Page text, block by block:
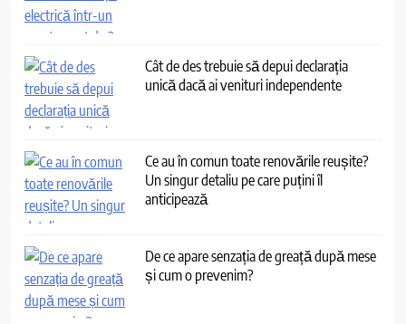
Cât de des trebuie să depui declarația
unică dacă ai venituri independente
Ce au în comun toate renovările reușite?
Un singur detaliu pe care puțini îl
anticipează
De ce apare senzația de greață după mese
și cum o prevenim?